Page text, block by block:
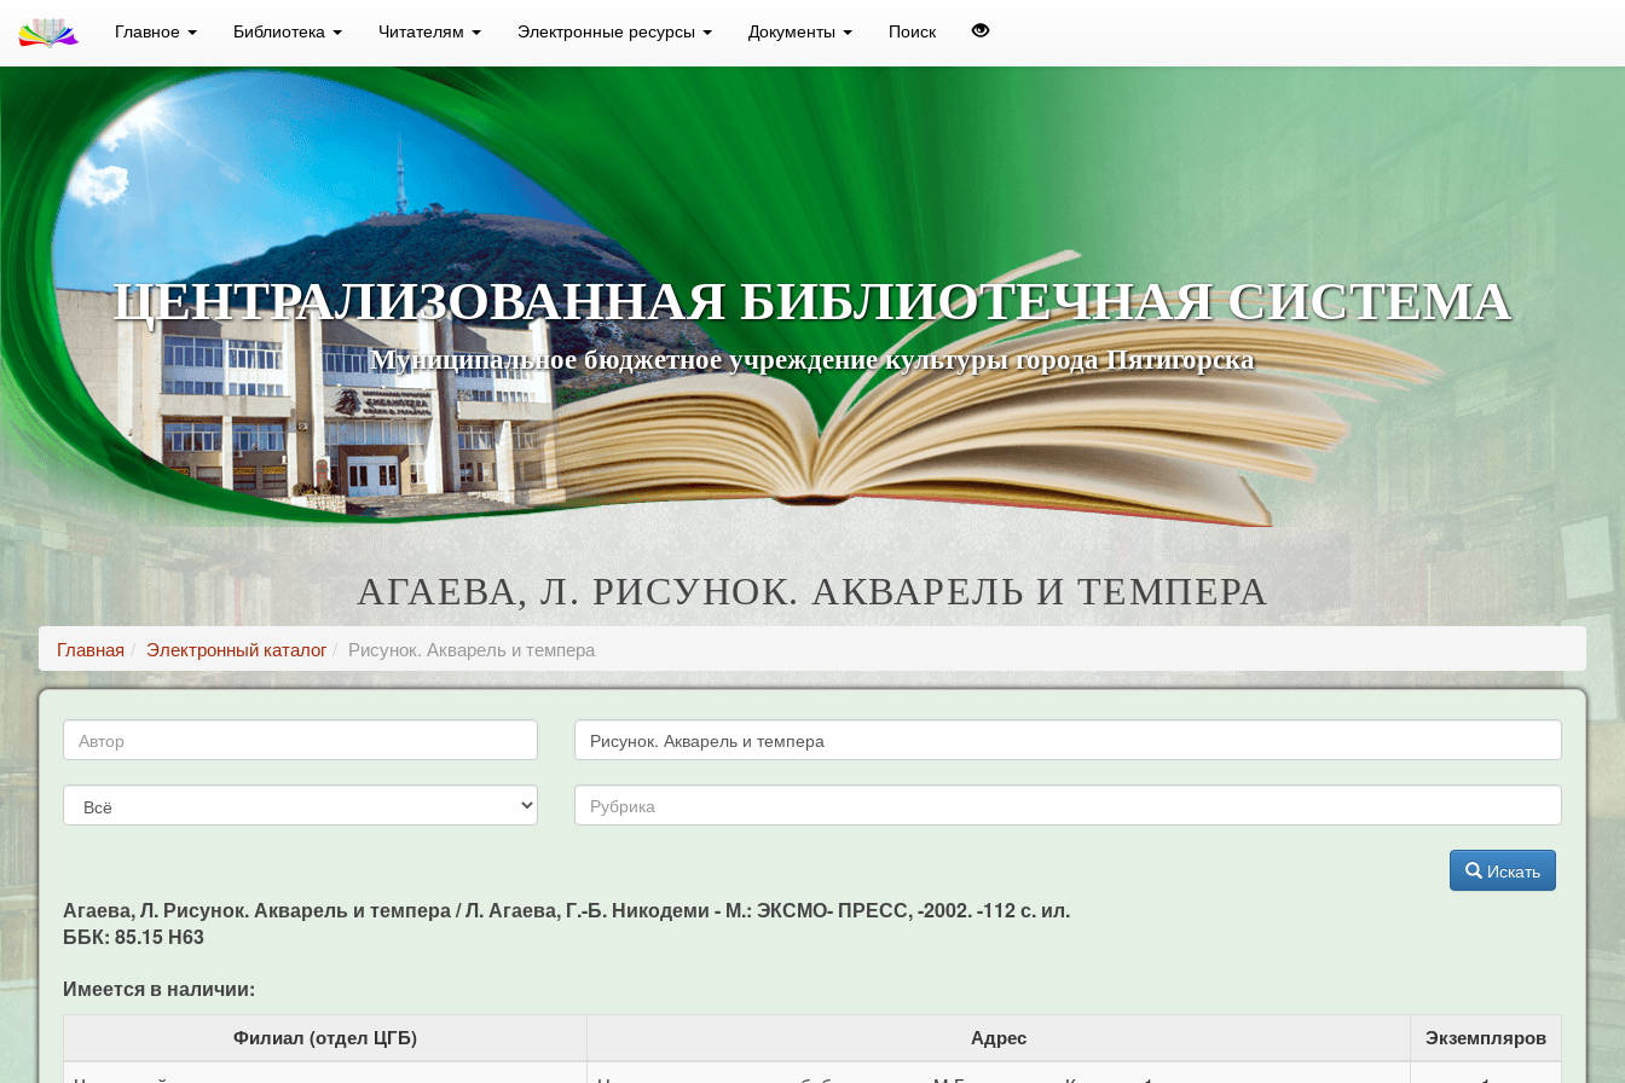
Главное Библиотека Читателям Электронные ресурсы Документы Поиск
ЦЕНТРАЛИЗОВАННАЯ БИБЛИОТЕЧНАЯ СИСТЕМА
Муниципальное бюджетное учреждение культуры города Пятигорска
АГАЕВА, Л. РИСУНОК. АКВАРЕЛЬ И ТЕМПЕРА
Главная Электронный каталог Рисунок. Акварель и темпера
Искать
Агаева, Л. Рисунок. Акварель и темпера / Л. Агаева, Г.-Б. Никодеми - М.: ЭКСМО- ПРЕСС, -2002. -112 с. ил.
ББК: 85.15 Н63
Имеется в наличии:
Филиал (отдел ЦГБ) Адрес Экземпляров